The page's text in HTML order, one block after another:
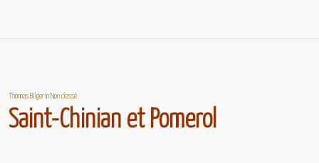
Thomas Bilger InNon classé
Saint-Chinian et Pomerol